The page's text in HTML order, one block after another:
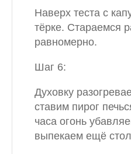
Наверх теста с
тёрке. Стараемся
равномерно.
Шаг 6:
Духовку
ставим пирог
часа огонь
выпекаем ещё